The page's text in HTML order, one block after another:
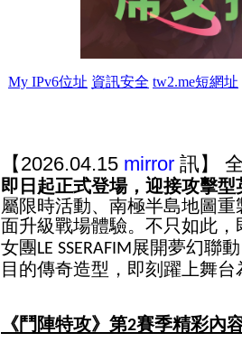
【2026.04.15 mirror 訊】
即日起正式登場，迎接攻擊
屬限時活動、南極半島地圖
面升級戰場體驗。不只如此，
女團 LE SSERAFIM 展開夢幻聯
目的傳奇造型，即刻躍上舞
《鬥陣特攻》第2賽季精彩內